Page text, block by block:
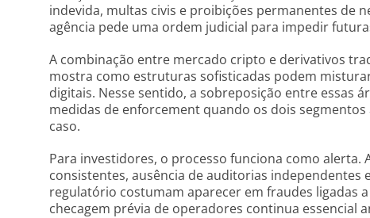
indevida, multas civis e proibições permanentes de
agência pede uma ordem judicial para impedir
A combinação entre mercado cripto e derivativos
mostra como estruturas sofisticadas podem
digitais. Nesse sentido, a sobreposição entre essas
medidas de enforcement quando os dois
caso.
Para investidores, o processo funciona como alerta.
consistentes, ausência de auditorias independentes
regulatório costumam aparecer em fraudes ligadas
checagem prévia de operadores continua essencial